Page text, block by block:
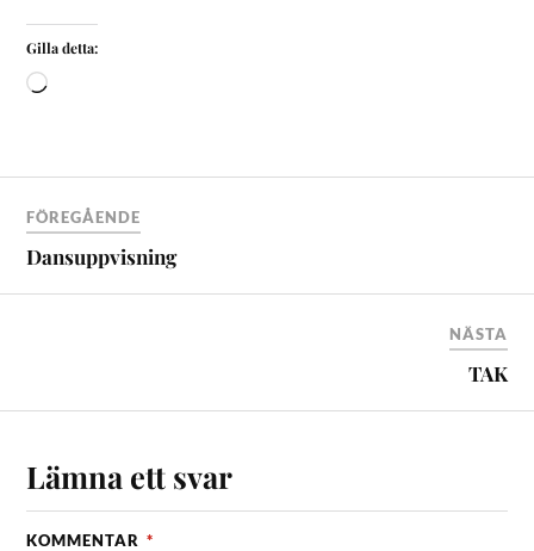
Gilla detta:
FÖREGÅENDE
Dansuppvisning
NÄSTA
TAK
Lämna ett svar
KOMMENTAR *